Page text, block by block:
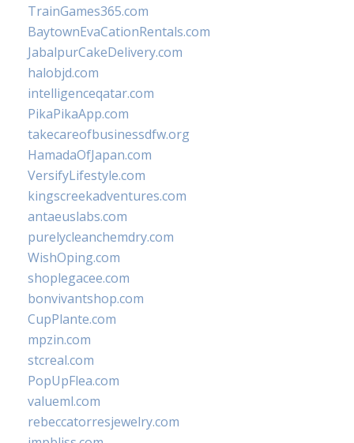
TrainGames365.com
BaytownEvaCationRentals.com
JabalpurCakeDelivery.com
halobjd.com
intelligenceqatar.com
PikaPikaApp.com
takecareofbusinessdfw.org
HamadaOfJapan.com
VersifyLifestyle.com
kingscreekadventures.com
antaeuslabs.com
purelycleanchemdry.com
WishOping.com
shoplegacee.com
bonvivantshop.com
CupPlante.com
mpzin.com
stcreal.com
PopUpFlea.com
valueml.com
rebeccatorresjewelry.com